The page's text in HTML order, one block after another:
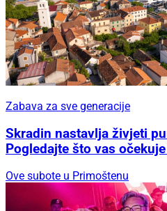
Zabava za sve generacije
Skradin nastavlja živjeti
Pogledajte što vas
Ove subote u Primoštenu